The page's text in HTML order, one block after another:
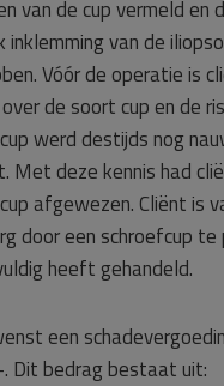
van de cup vermeld en
inklemming van de
Vóór de operatie is
de soort cup en de
werd destijds nog
Met deze kennis had
afgewezen. Cliënt is
door een schroefcup
heeft gehandeld.
een
Dit bedrag bestaat uit: